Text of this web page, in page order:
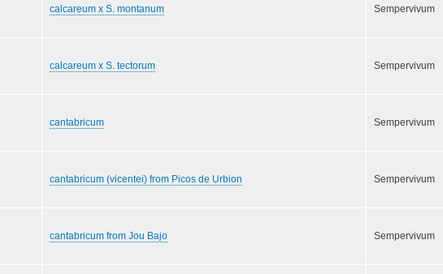
calcareum x S. montanum Sempervivum
calcareum x S. tectorum Sempervivum
cantabricum Sempervivum
cantabricum (vicentei) from Picos de Urbion Sempervivum
cantabricum from Jou Bajo Sempervivum